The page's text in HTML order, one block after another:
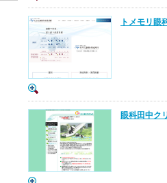
トメモリ眼
眼科田中ク